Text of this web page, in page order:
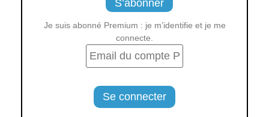
S’abonner
Je suis abonné Premium : je m’identifie et je me
connecte.